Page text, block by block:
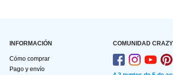
INFORMACIÓN
Cómo comprar
Pago y envío
COMUNIDAD CRAZY